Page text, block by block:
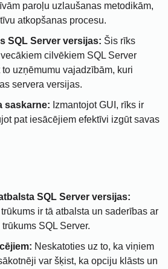
paroļu uzlaušanas metodikām,
atkopšanas procesu.
SQL Server versijas: Šis rīks
cilvēkiem SQL Server
uzņēmumu vajadzībām, kuri
servera versijas.
saskarne: Izmantojot GUI, rīks ir
pat iesācējiem efektīvi izgūt savas
SQL Server versijas:
ir tā atbalsta un saderības ar
SQL Server.
Neskatoties uz to, ka viņiem
var šķist, ka opciju klāsts un